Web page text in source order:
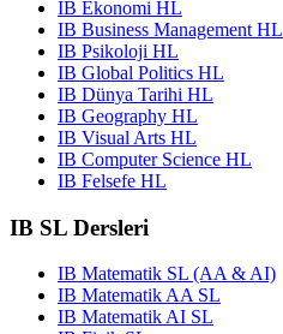
IB Ekonomi HL
IB Business Management HL
IB Psikoloji HL
IB Global Politics HL
IB Dünya Tarihi HL
IB Geography HL
IB Visual Arts HL
IB Computer Science HL
IB Felsefe HL
IB SL Dersleri
IB Matematik SL (AA & AI)
IB Matematik AA SL
IB Matematik AI SL